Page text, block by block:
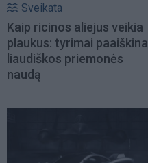
Sveikata
Kaip ricinos aliejus veikia
plaukus: tyrimai paaiškina
liaudiškos priemonės
naudą